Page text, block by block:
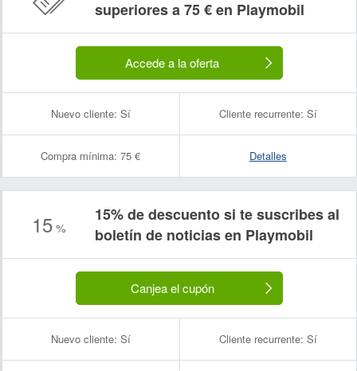
superiores a 75 € en Playmobil
Accede a la oferta
Nuevo cliente: Sí Cliente recurrente: Sí
Compra mínima: 75 € Detalles
15 %
15% de descuento si te suscribes al
boletín de noticias en Playmobil
Canjea el cupón
Nuevo cliente: Sí Cliente recurrente: Sí